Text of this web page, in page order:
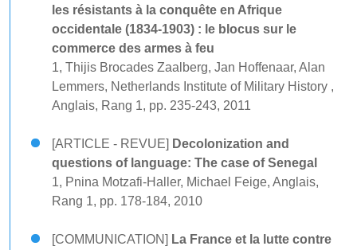
les résistants à la conquête en Afrique
occidentale (1834-1903) : le blocus sur le
commerce des armes à feu
1, Thijis Brocades Zaalberg, Jan Hoffenaar, Alan
Lemmers, Netherlands Institute of Military History ,
Anglais, Rang 1, pp. 235-243, 2011
[ARTICLE - REVUE] Decolonization and
questions of language: The case of Senegal
1, Pnina Motzafi-Haller, Michael Feige, Anglais,
Rang 1, pp. 178-184, 2010
[COMMUNICATION] La France et la lutte contre